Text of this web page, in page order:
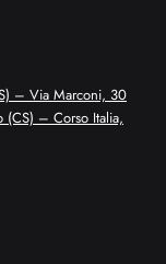
– Via Marconi, 30
(CS) – Corso Italia,